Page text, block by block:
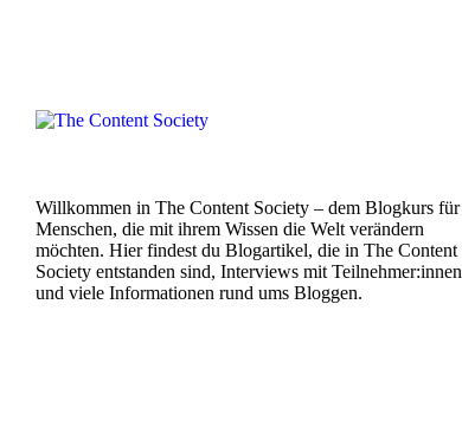
Willkommen in The Content Society – dem Blogkurs für
Menschen, die mit ihrem Wissen die Welt verändern
möchten. Hier findest du Blogartikel, die in The Content
Society entstanden sind, Interviews mit Teilnehmer:innen
und viele Informationen rund ums Bloggen.